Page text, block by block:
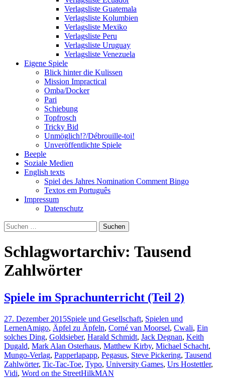
Verlagsliste Guatemala
Verlagsliste Kolumbien
Verlagsliste Mexiko
Verlagsliste Peru
Verlagsliste Uruguay
Verlagsliste Venezuela
Eigene Spiele
Blick hinter die Kulissen
Mission Impractical
Omba/Docker
Pari
Schiebung
Topfrosch
Tricky Bid
Unmöglich!?/Débrouille-toi!
Unveröffentlichte Spiele
Beeple
Soziale Medien
English texts
Spiel des Jahres Nomination Comment Bingo
Textos em Português
Impressum
Datenschutz
Suchen
nach:
Schlagwortarchiv: Tausend
Zahlwörter
Spiele im Sprachunterricht (Teil 2)
27. Dezember 2015Spiele und Gesellschaft, Spielen und
LernenAmigo, Äpfel zu Äpfeln, Corné van Moorsel, Cwali, Ein
solches Ding, Goldsieber, Harald Schmidt, Jack Degnan, Keith
Dugald, Mark Alan Osterhaus, Matthew Kirby, Michael Schacht,
Mungo-Verlag, Papperlapapp, Pegasus, Steve Pickering, Tausend
Zahlwörter, Tic-Tac-Toe, Typo, University Games, Urs Hostettler,
Vidi, Word on the StreetHilkMAN